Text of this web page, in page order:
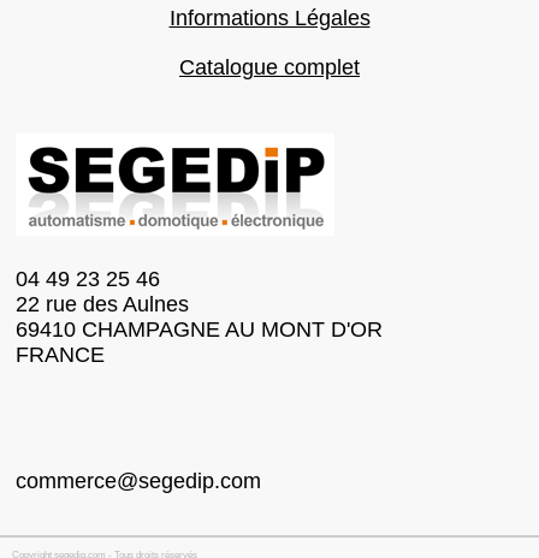
Informations Légales
Catalogue complet
04 49 23 25 46
22 rue des Aulnes
69410 CHAMPAGNE AU MONT D'OR
FRANCE
commerce@segedip.com
Copyright segedip.com - Tous droits réservés